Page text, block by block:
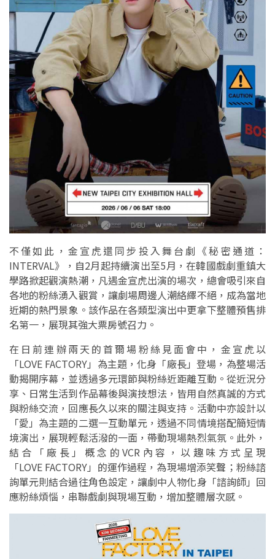
不僅如此，金宣虎還同步投入舞台劇《秘密通道：
INTERVAL》，自2月起持續演出至5月，在韓國戲劇重鎮大
學路掀起觀演熱潮，凡遇金宣虎出演的場次，總會吸引來自
各地的粉絲湧入觀賞，讓劇場周邊人潮絡繹不絕，成為當地
近期的熱門景象。該作品在各類型演出中更拿下整體預售排
名第一，展現其強大票房號召力。
在日前連辦兩天的首爾場粉絲見面會中，金宣虎以
「LOVE FACTORY」為主題，化身「廠長」登場，為整場活
動揭開序幕，並透過多元環節與粉絲近距離互動。從近況分
享、日常生活到作品幕後與演技想法，皆用自然真誠的方式
與粉絲交流，回應長久以來的關注與支持。活動中亦設計以
「愛」為主題的二選一互動單元，透過不同情境搭配簡短情
境演出，展現輕鬆活潑的一面，帶動現場熱烈氣氛。此外，
結合「廠長」概念的VCR內容，以趣味方式呈現
「LOVE FACTORY」的運作過程，為現場增添笑聲；粉絲諮
詢單元則結合過往角色設定，讓劇中人物化身「諮詢師」回
應粉絲煩惱，串聯戲劇與現場互動，增加整體層次感。